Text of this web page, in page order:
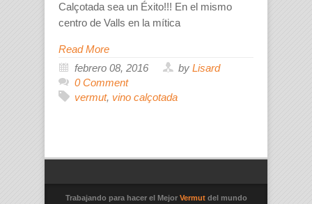
Calçotada sea un Éxito!!! En el mismo
centro de Valls en la mítica
Read More
febrero 08, 2016
by Lisard
0 Comment
vermut, vino calçotada
Trabajando para hacer el Mejor Vermutdel mundo